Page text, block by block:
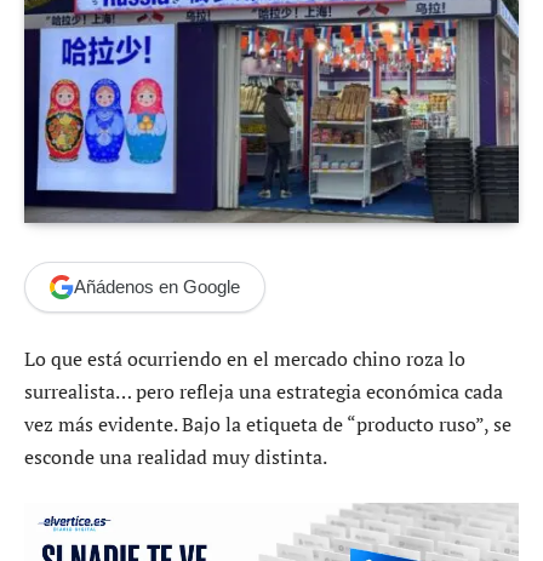
Añádenos en Google
Lo que está ocurriendo en el mercado chino roza lo
surrealista… pero refleja una estrategia económica cada
vez más evidente. Bajo la etiqueta de “producto ruso”, se
esconde una realidad muy distinta.